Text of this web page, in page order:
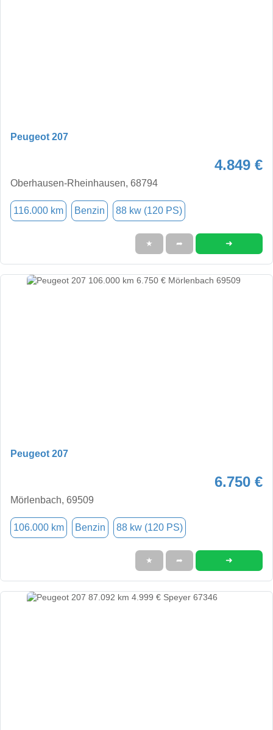
Peugeot 207
4.849 €
Oberhausen-Rheinhausen, 68794
116.000 km Benzin 88 kw (120 PS)
★ ➦ ➜
Peugeot 207
6.750 €
Mörlenbach, 69509
106.000 km Benzin 88 kw (120 PS)
★ ➦ ➜